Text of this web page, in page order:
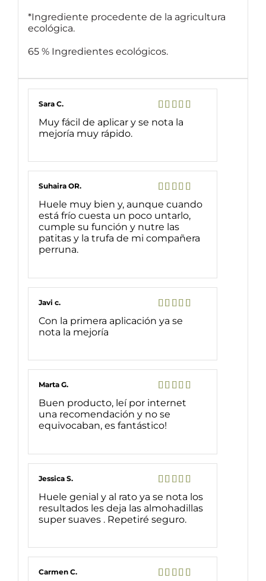
*Ingrediente procedente de la agricultura
ecológica.
65 % Ingredientes ecológicos.
Valorado
con 5de 5
Sara C.
Muy fácil de aplicar y se nota la
mejoría muy rápido.
Valorado
con5de 5
Suhaira OR.
Huele muy bien y, aunque cuando
está frío cuesta un poco untarlo,
cumple su función y nutre las
patitas y la trufa de mi compañera
perruna.
Valorado
con5de 5
Javi c.
Con la primera aplicación ya se
nota la mejoría
Valorado
con 5de 5
Marta G.
Buen producto, leí por internet
una recomendación y no se
equivocaban, es fantástico!
Valorado
con5de 5
Jessica S.
Huele genial y al rato ya se nota los
resultados les deja las almohadillas
super suaves . Repetiré seguro.
Carmen C.